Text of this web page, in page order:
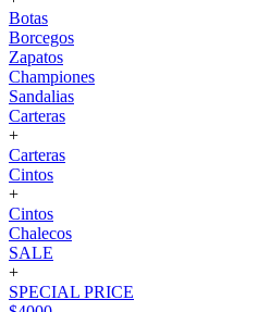
Botas
Borcegos
Zapatos
Championes
Sandalias
Carteras
+
Carteras
Cintos
+
Cintos
Chalecos
SALE
+
SPECIAL PRICE